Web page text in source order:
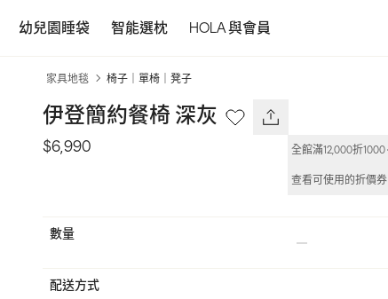
幼兒園睡袋 智能選枕 HOLA 與會員
家具地毯 椅子｜單椅｜凳子
伊登簡約餐椅 深灰
$6,990 全館滿12,000折1000
查看可使用的折價券
數量
配送方式